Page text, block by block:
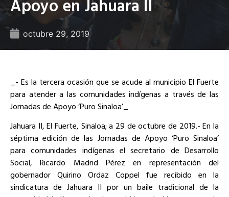
Apoyo en Jahuara II
octubre 29, 2019
_- Es la tercera ocasión que se acude al municipio El Fuerte
para atender a las comunidades indígenas a través de las
Jornadas de Apoyo ‘Puro Sinaloa’_
Jahuara II, El Fuerte, Sinaloa; a 29 de octubre de 2019.- En la
séptima edición de las Jornadas de Apoyo ‘Puro Sinaloa’
para comunidades indígenas el secretario de Desarrollo
Social, Ricardo Madrid Pérez en representación del
gobernador Quirino Ordaz Coppel fue recibido en la
sindicatura de Jahuara II por un baile tradicional de la